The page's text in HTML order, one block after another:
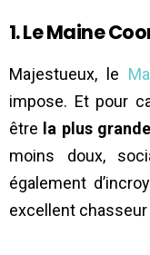
1. Le Maine
Majestueux, le
impose. Et pour
être la plus grande
moins doux,
également
excellent chasseur